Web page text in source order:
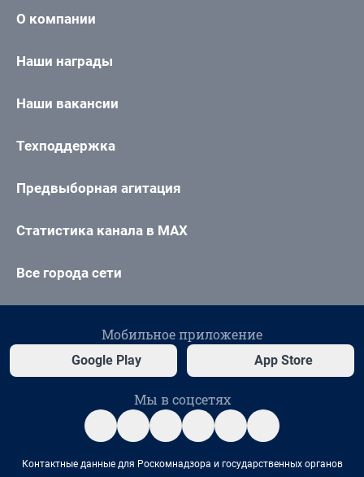
О компании
Наши награды
Наши вакансии
Техподдержка
Предвыборная агитация
Статистика канала в MAX
Все города сети
Мобильное приложение
Google Play App Store
Мы в соцсетях
Контактные данные для Роскомнадзора и государственных органов